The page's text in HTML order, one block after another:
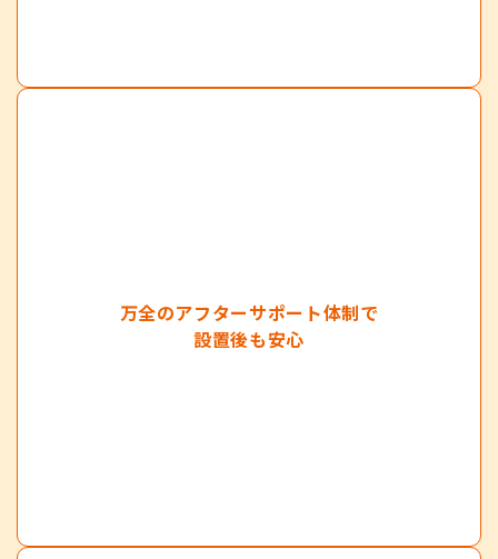
万全のアフターサポート体制で
設置後も安心